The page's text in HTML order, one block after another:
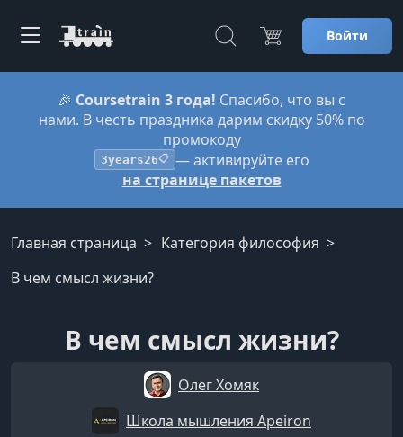
Войти
🎉 Coursetrain 3 года! Спасибо, что вы с
нами. В честь праздника дарим скидку 50% по
промокоду
3years26📋 — активируйте его
на странице пакетов
Главная страница
Категория философия
В чем смысл жизни?
В чем смысл жизни?
Олег Хомяк
Школа мышления Apeiron